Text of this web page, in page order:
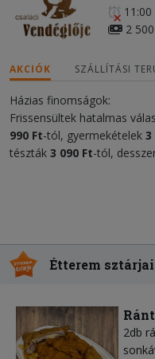
11:00
2 500
AKCIÓK SZÁLLÍTÁSI
Házias finomságok:
Frissensültek hatalmas
990 Ft-tól, gyermekételek 3
tészták 3 090 Ft-tól,
Étterem sztárjai
2db